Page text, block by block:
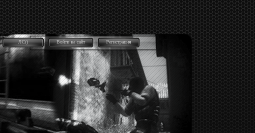
ЛС() Войти на сайт Регистрация